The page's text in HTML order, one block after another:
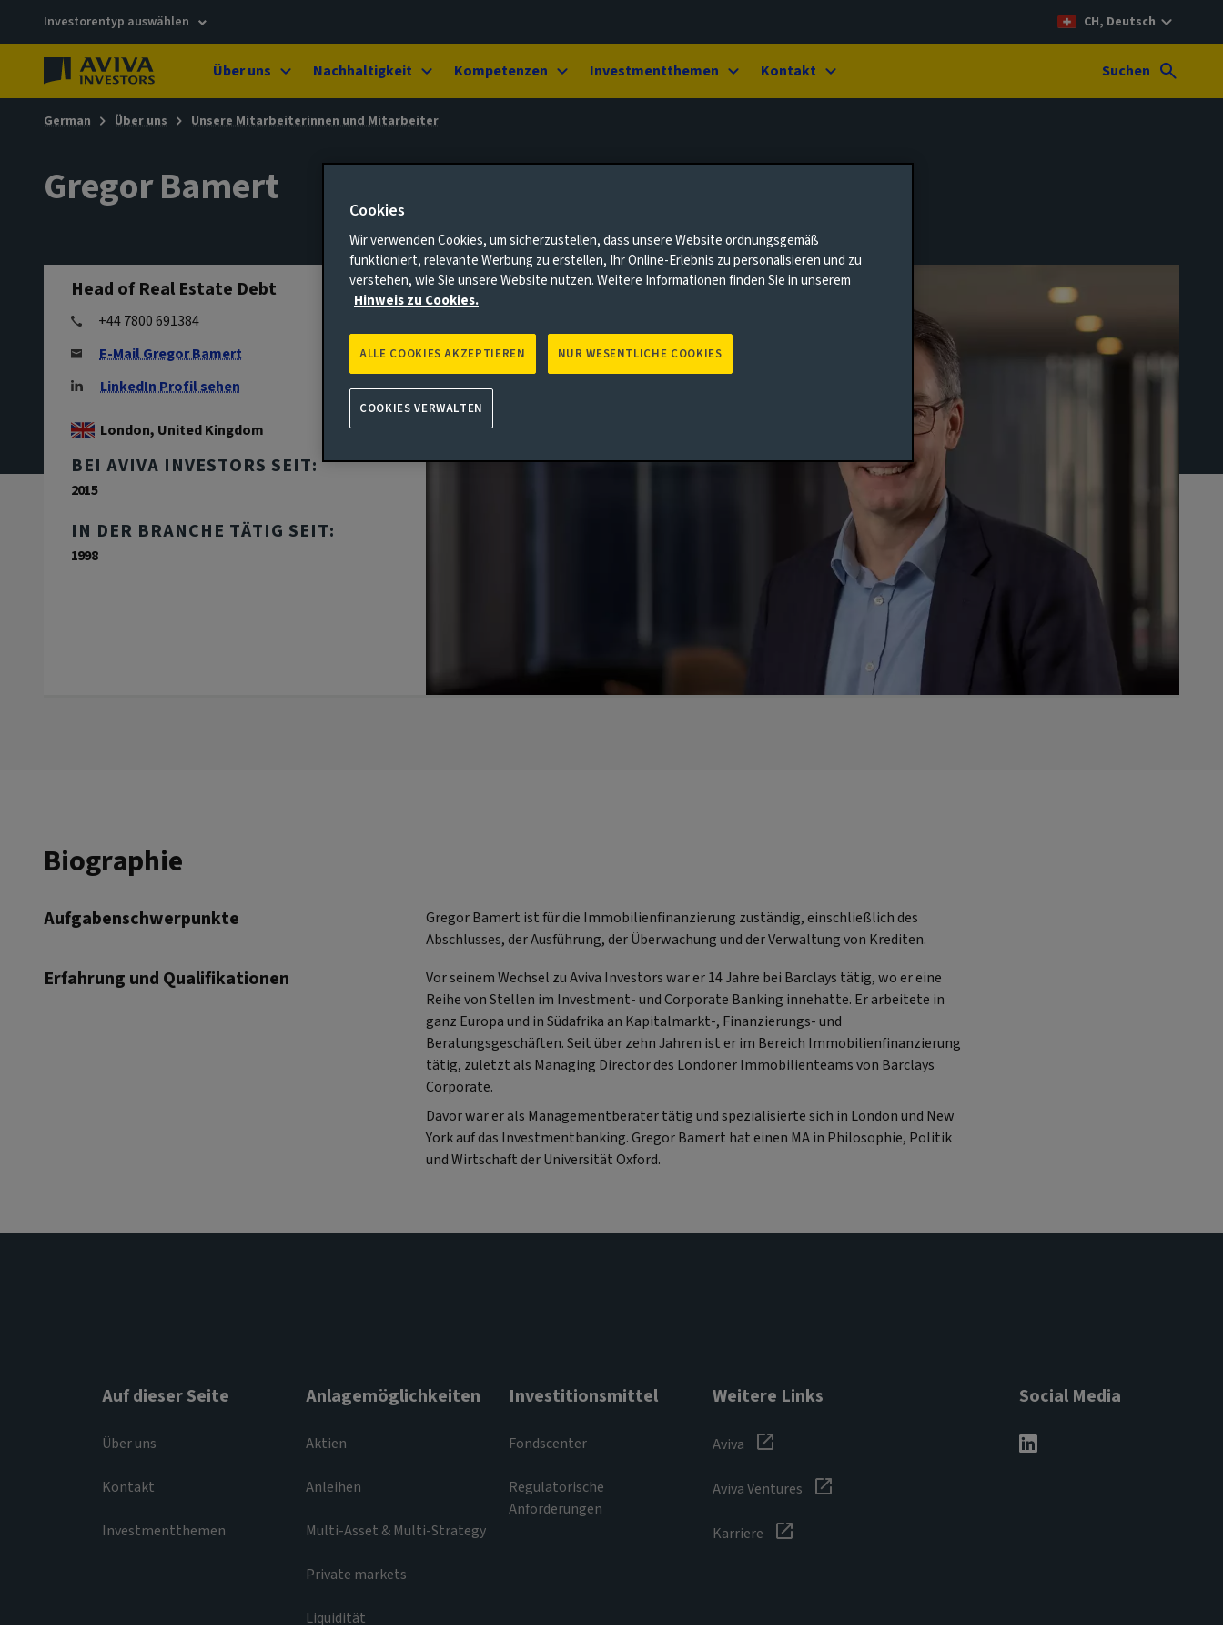
Investorentyp auswählen CH, Deutsch
Über uns Nachhaltigkeit Kompetenzen Investmentthemen Kontakt Suchen
German Über uns Unsere Mitarbeiterinnen und Mitarbeiter
Gregor Bamert
Head of Real Estate Debt
+44 7800 691384
E-Mail Gregor Bamert
LinkedIn Profil sehen
London, United Kingdom
BEI AVIVA INVESTORS SEIT:
2015
IN DER BRANCHE TÄTIG SEIT:
1998
Biographie
Aufgabenschwerpunkte
Gregor Bamert ist für die Immobilienfinanzierung zuständig, einschließlich des
Abschlusses, der Ausführung, der Überwachung und der Verwaltung von Krediten.
Erfahrung und Qualifikationen
Vor seinem Wechsel zu Aviva Investors war er 14 Jahre bei Barclays tätig, wo er eine
Reihe von Stellen im Investment- und Corporate Banking innehatte. Er arbeitete in
ganz Europa und in Südafrika an Kapitalmarkt-, Finanzierungs- und
Beratungsgeschäften. Seit über zehn Jahren ist er im Bereich Immobilienfinanzierung
tätig, zuletzt als Managing Director des Londoner Immobilienteams von Barclays
Corporate.
Davor war er als Managementberater tätig und spezialisierte sich in London und New
York auf das Investmentbanking. Gregor Bamert hat einen MA in Philosophie, Politik
und Wirtschaft der Universität Oxford.
Auf dieser Seite
Über uns
Kontakt
Investmentthemen
Anlagemöglichkeiten
Aktien
Anleihen
Multi-Asset & Multi-Strategy
Private markets
Liquidität
Investitionsmittel
Fondscenter
Regulatorische
Anforderungen
Weitere Links
Aviva
Aviva Ventures
Karriere
Social Media
Cookies
Wir verwenden Cookies, um sicherzustellen, dass unsere Website ordnungsgemäß
funktioniert, relevante Werbung zu erstellen, Ihr Online-Erlebnis zu personalisieren und zu
verstehen, wie Sie unsere Website nutzen. Weitere Informationen finden Sie in unserem
Hinweis zu Cookies.
NUR WESENTLICHE COOKIES
ALLE COOKIES AKZEPTIEREN
COOKIES VERWALTEN